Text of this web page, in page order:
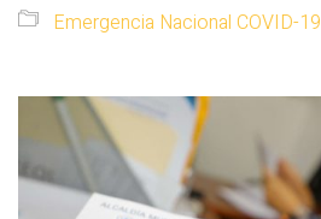
Emergencia Nacional COVID-19